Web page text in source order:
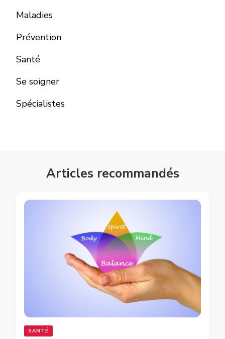
Maladies
Prévention
Santé
Se soigner
Spécialistes
Articles recommandés
SANTÉ